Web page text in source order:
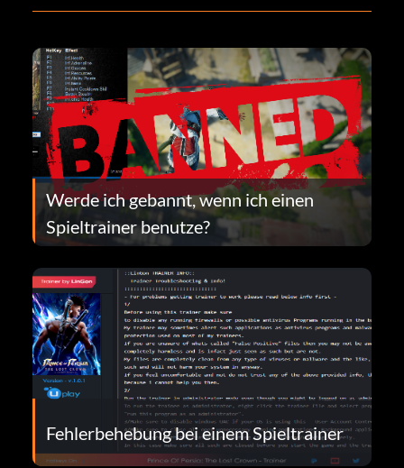
Werde ich gebannt, wenn ich einen
Spieltrainer benutze?
Fehlerbehebung bei einem Spieltrainer